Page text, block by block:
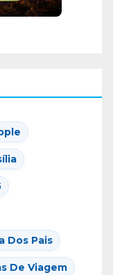
Dos Pais
De Viagem